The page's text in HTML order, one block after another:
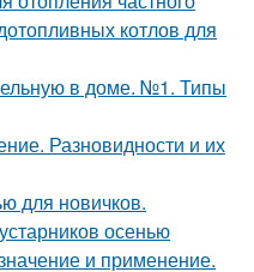
котлов для
в доме. №1. Типы
Разновидности и их
для новичков.
осенью
и применение.